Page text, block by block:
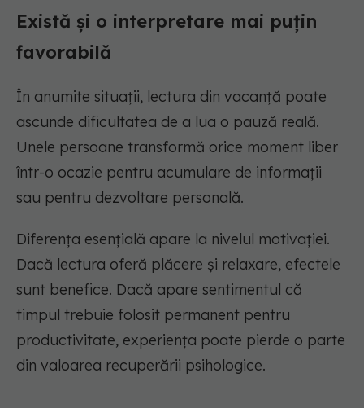
Există și o interpretare mai puțin
favorabilă
În anumite situații, lectura din vacanță poate
ascunde dificultatea de a lua o pauză reală.
Unele persoane transformă orice moment liber
într-o ocazie pentru acumulare de informații
sau pentru dezvoltare personală.
Diferența esențială apare la nivelul motivației.
Dacă lectura oferă plăcere și relaxare, efectele
sunt benefice. Dacă apare sentimentul că
timpul trebuie folosit permanent pentru
productivitate, experiența poate pierde o parte
din valoarea recuperării psihologice.